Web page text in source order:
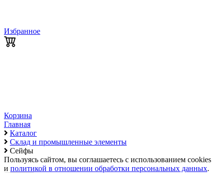
Избранное
Корзина
Главная
Каталог
Склад и промышленные элементы
Сейфы
Пользуясь сайтом, вы соглашаетесь с использованием cookies
и политикой в отношении обработки персональных данных.